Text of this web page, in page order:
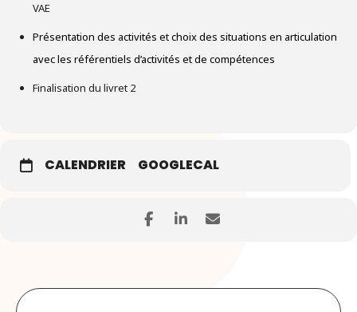
VAE
Présentation des activités et choix des situations en articulation
avec les référentiels d’activités et de compétences
Finalisation du livret 2
CALENDRIER GOOGLECAL